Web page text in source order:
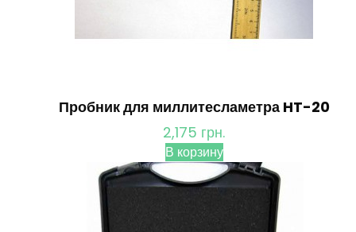
Пробник для миллитесламетра HT-20
2,175 грн.
В корзину